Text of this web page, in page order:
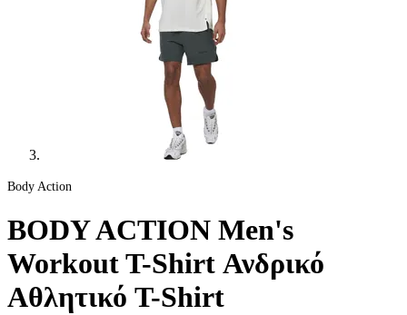
Body Action
BODY ACTION Men's
Workout T-Shirt Ανδρικό
Αθλητικό T-Shirt